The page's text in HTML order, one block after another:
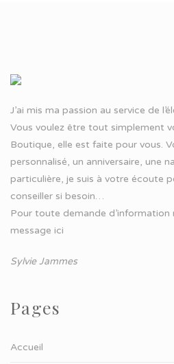
J’ai mis ma passion au service de
Vous voulez être tout simplement
Boutique, elle est faite pour vous.
personnalisé, un anniversaire, une
particulière, je suis à votre écoute
conseiller si besoin…
Pour toute demande d’information
message ici
Sylvie Jammes
Pages
Accueil